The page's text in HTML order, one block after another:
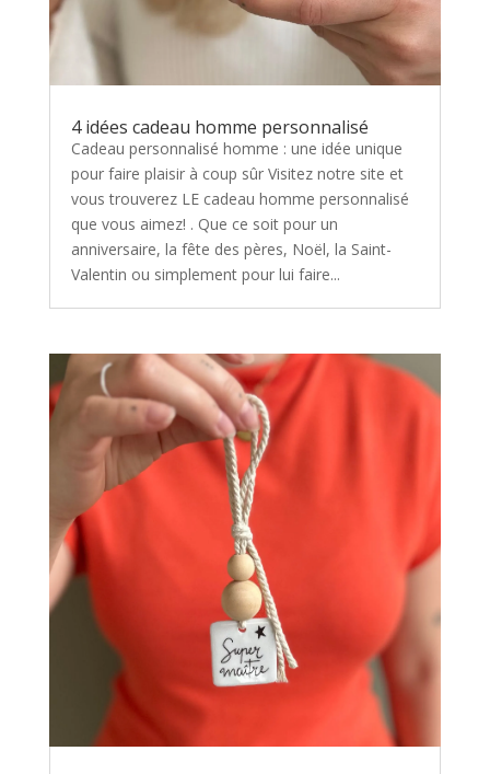
4 idées cadeau homme personnalisé
Cadeau personnalisé homme : une idée unique
pour faire plaisir à coup sûr Visitez notre site et
vous trouverez LE cadeau homme personnalisé
que vous aimez! . Que ce soit pour un
anniversaire, la fête des pères, Noël, la Saint-
Valentin ou simplement pour lui faire...